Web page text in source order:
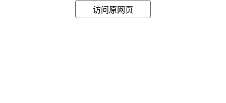
访问原网页